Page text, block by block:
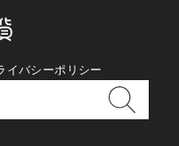
イバシーポリシー